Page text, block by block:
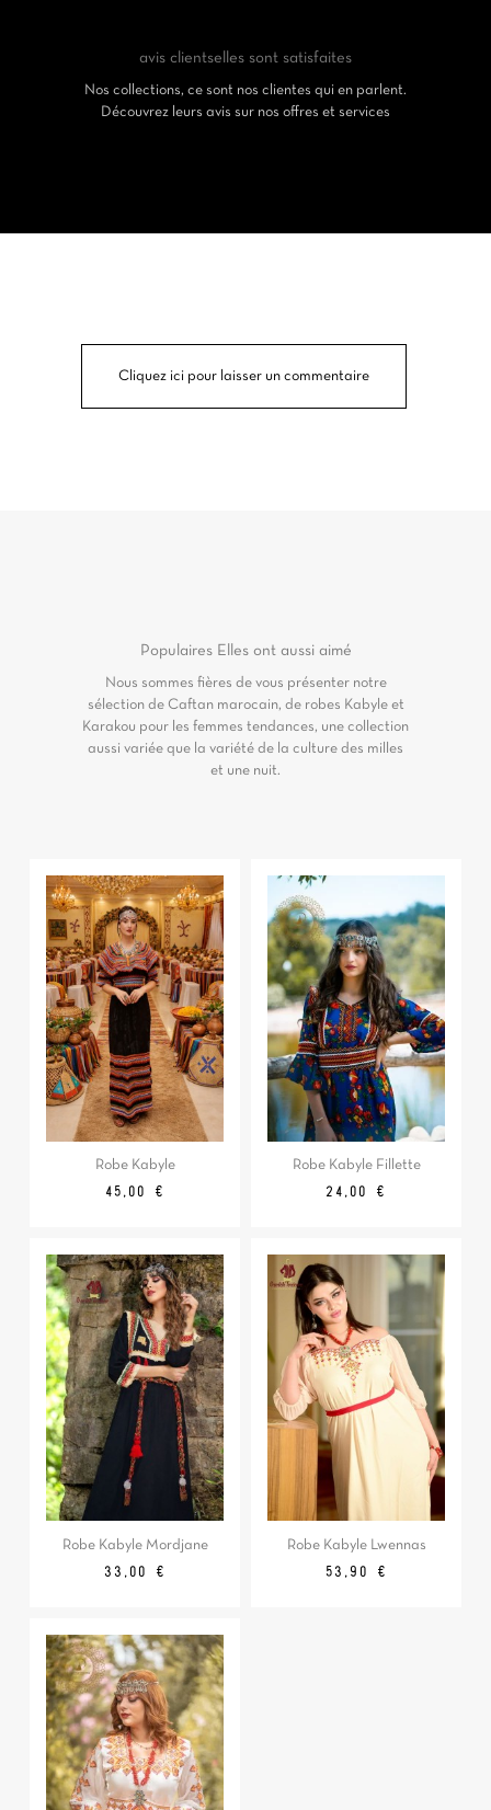
avis clientselles sont satisfaites
Nos collections, ce sont nos clientes qui en parlent.
Découvrez leurs avis sur nos offres et services
Cliquez ici pour laisser un commentaire
Populaires Elles ont aussi aimé
Nous sommes fières de vous présenter notre
sélection de Caftan marocain, de robes Kabyle et
Karakou pour les femmes tendances, une collection
aussi variée que la variété de la culture des milles
et une nuit.
Robe Kabyle
Prix
45,00 €
Robe Kabyle Fillette
Prix
24,00 €
Robe Kabyle Mordjane
Prix
33,00 €
Robe Kabyle Lwennas
Prix
53,90 €